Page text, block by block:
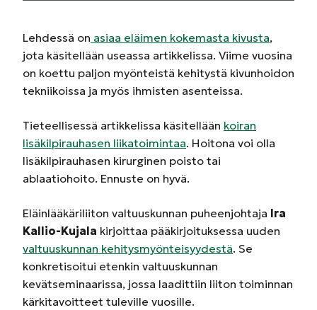
Lehdessä on asiaa eläimen kokemasta kivusta,
jota käsitellään useassa artikkelissa. Viime vuosina
on koettu paljon myönteistä kehitystä kivunhoidon
tekniikoissa ja myös ihmisten asenteissa.
Tieteellisessä artikkelissa käsitellään koiran
lisäkilpirauhasen liikatoimintaa. Hoitona voi olla
lisäkilpirauhasen kirurginen poisto tai
ablaatiohoito. Ennuste on hyvä.
Eläinlääkäriliiton valtuuskunnan puheenjohtaja Ira
Kallio-Kujala kirjoittaa pääkirjoituksessa uuden
valtuuskunnan kehitysmyönteisyydestä. Se
konkretisoitui etenkin valtuuskunnan
kevätseminaarissa, jossa laadittiin liiton toiminnan
kärkitavoitteet tuleville vuosille.